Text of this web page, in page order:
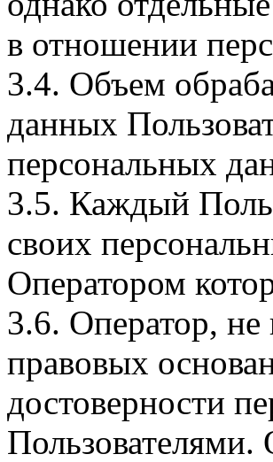
в отношении
3.4. Объем
данных
персональных
3.5. Каждый
своих
Оператором
3.6. Оператор, не
правовых
достоверности
Пользователями.